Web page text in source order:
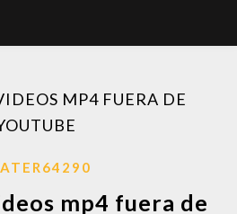
MP4 FUERA DE
mp4 fuera de